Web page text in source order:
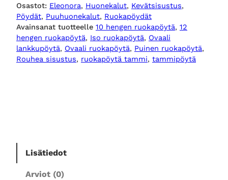
O
v
a
a
l
p
Osastot: Eleonora, Huonekalut, Kevätsisustus
Pöydät, Puuhuonekalut, Ruokapöydät
Avainsanat tuotteelle 10 hengen ruokapöytä, 12
hengen ruokapöytä, Iso ruokapöytä, Ovaali
lankkupöytä, Ovaali ruokapöytä, Puinen ruokapöytä
Rouhea sisustus, ruokapöytä tammi, tammipöytä
Lisätiedot
Arviot (0)